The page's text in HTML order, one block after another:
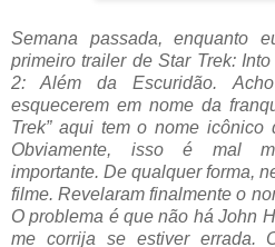
Semana passada, enquanto
primeiro trailer de Star Trek:
2: Além da Escuridão.
esquecerem em nome da
Trek” aqui tem o nome icônico
Obviamente, isso é mal
importante. De qualquer forma,
filme. Revelaram finalmente o
O problema é que não há John
me corrija se estiver errada.